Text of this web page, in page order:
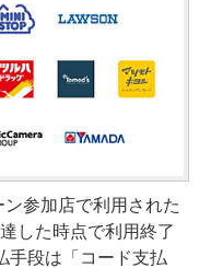
参加店で利用された
した時点で利用終了
手段は「コード支払